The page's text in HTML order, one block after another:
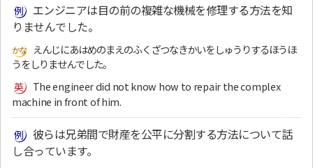
エンジニアは目の前の複雑な機械を修理する方法を知
りませんでした。
えんじにあはめのまえのふくざつなきかいをしゅうりするほうほ
うをしりませんでした。
The engineer did not know how to repair the complex
machine in front of him.
彼らは兄弟間で財産を公平に分割する方法について話
し合っています。